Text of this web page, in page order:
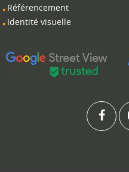
Référencement
Identité visuelle